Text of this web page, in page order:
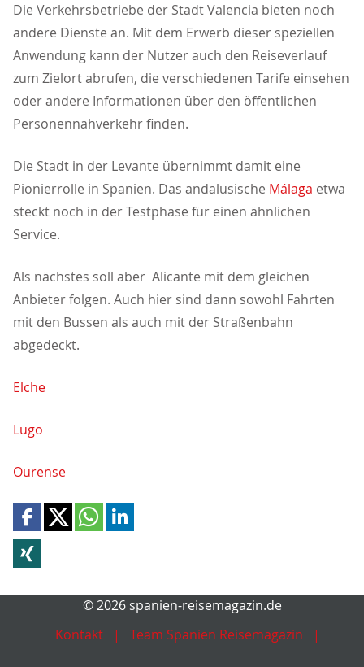
Die Verkehrsbetriebe der Stadt Valencia bieten noch
andere Dienste an. Mit dem Erwerb dieser speziellen
Anwendung kann der Nutzer auch den Reiseverlauf
zum Zielort abrufen, die verschiedenen Tarife einsehen
oder andere Informationen über den öffentlichen
Personennahverkehr finden.
Die Stadt in der Levante übernimmt damit eine
Pionierrolle in Spanien. Das andalusische Málaga etwa
steckt noch in der Testphase für einen ähnlichen
Service.
Als nächstes soll aber Alicante mit dem gleichen
Anbieter folgen. Auch hier sind dann sowohl Fahrten
mit den Bussen als auch mit der Straßenbahn
abgedeckt.
Elche
Lugo
Ourense
© 2026 spanien-reisemagazin.de
Kontakt
Team Spanien Reisemagazin